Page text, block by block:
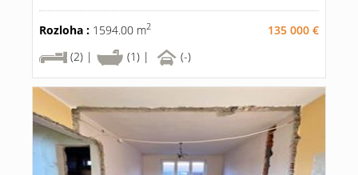
Rozloha : 1594.00 m2
135 000 €
(2) |
(1) | (-)